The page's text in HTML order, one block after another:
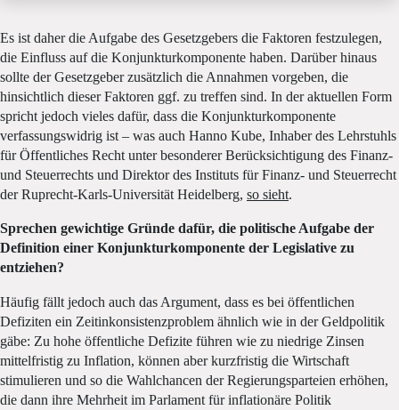
Es ist daher die Aufgabe des Gesetzgebers die Faktoren festzulegen,
die Einfluss auf die Konjunkturkomponente haben. Darüber hinaus
sollte der Gesetzgeber zusätzlich die Annahmen vorgeben, die
hinsichtlich dieser Faktoren ggf. zu treffen sind. In der aktuellen Form
spricht jedoch vieles dafür, dass die Konjunkturkomponente
verfassungswidrig ist – was auch Hanno Kube, Inhaber des Lehrstuhls
für Öffentliches Recht unter besonderer Berücksichtigung des Finanz-
und Steuerrechts und Direktor des Instituts für Finanz- und Steuerrecht
der Ruprecht-Karls-Universität Heidelberg, so sieht.
Sprechen gewichtige Gründe dafür, die politische Aufgabe der
Definition einer Konjunkturkomponente der Legislative zu
entziehen?
Häufig fällt jedoch auch das Argument, dass es bei öffentlichen
Defiziten ein Zeitinkonsistenzproblem ähnlich wie in der Geldpolitik
gäbe: Zu hohe öffentliche Defizite führen wie zu niedrige Zinsen
mittelfristig zu Inflation, können aber kurzfristig die Wirtschaft
stimulieren und so die Wahlchancen der Regierungsparteien erhöhen,
die dann ihre Mehrheit im Parlament für inflationäre Politik